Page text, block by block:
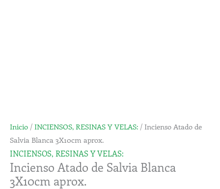
Inicio / INCIENSOS, RESINAS Y VELAS: / Incienso Atado de
Salvia Blanca 3X10cm aprox.
INCIENSOS, RESINAS Y VELAS:
Incienso Atado de Salvia Blanca
3X10cm aprox.